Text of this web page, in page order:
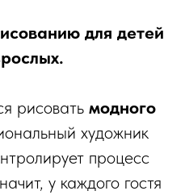
для детей
рисовать модного
художник
процесс
у каждого гостя